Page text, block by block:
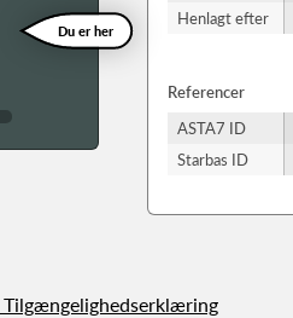
Du er her
Henlagt efter
Referencer
ASTA7 ID
Starbas ID
Tilgængelighedserklæring